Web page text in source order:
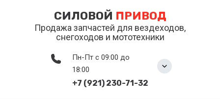
СИЛОВОЙ ПРИВОД
Продажа запчастей для вездеходов,
снегоходов и мототехники
Пн-Пт с 09:00 до
18:00
+7 (921) 230-71-32